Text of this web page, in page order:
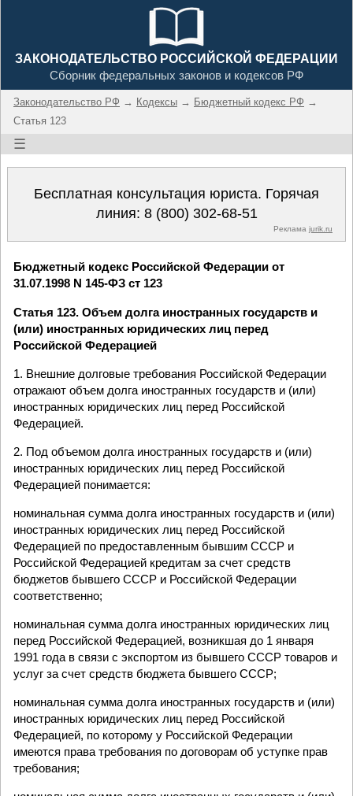
ЗАКОНОДАТЕЛЬСТВО РОССИЙСКОЙ ФЕДЕРАЦИИ
Сборник федеральных законов и кодексов РФ
Законодательство РФ → Кодексы → Бюджетный кодекс РФ →
Статья 123
☰
Бесплатная консультация юриста. Горячая
линия: 8 (800) 302-68-51
Реклама jurik.ru
Бюджетный кодекс Российской Федерации от
31.07.1998 N 145-ФЗ ст 123
Статья 123. Объем долга иностранных государств и
(или) иностранных юридических лиц перед
Российской Федерацией
1. Внешние долговые требования Российской Федерации
отражают объем долга иностранных государств и (или)
иностранных юридических лиц перед Российской
Федерацией.
2. Под объемом долга иностранных государств и (или)
иностранных юридических лиц перед Российской
Федерацией понимается:
номинальная сумма долга иностранных государств и (или)
иностранных юридических лиц перед Российской
Федерацией по предоставленным бывшим СССР и
Российской Федерацией кредитам за счет средств
бюджетов бывшего СССР и Российской Федерации
соответственно;
номинальная сумма долга иностранных юридических лиц
перед Российской Федерацией, возникшая до 1 января
1991 года в связи с экспортом из бывшего СССР товаров и
услуг за счет средств бюджета бывшего СССР;
номинальная сумма долга иностранных государств и (или)
иностранных юридических лиц перед Российской
Федерацией, по которому у Российской Федерации
имеются права требования по договорам об уступке прав
требования;